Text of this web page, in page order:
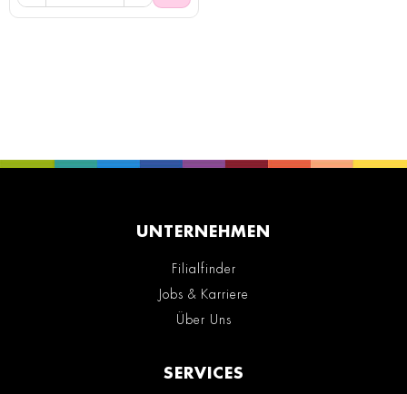
UNTERNEHMEN
Filialfinder
Jobs & Karriere
Über Uns
SERVICES